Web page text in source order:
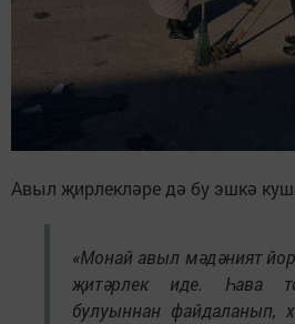
Авыл җирлекләре дә бу эшкә
«Монай авыл мәдәният
җитәрлек иде. Һава
булуыннан файдаланып,